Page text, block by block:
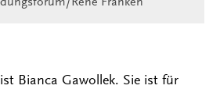
Bianca Gawollek. Sie ist für